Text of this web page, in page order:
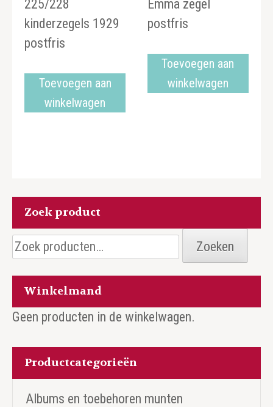
225/228
kinderzegels 1929
postfris
Toevoegen aan
winkelwagen
Emma zegel
postfris
Toevoegen aan
winkelwagen
Zoek product
Zoeken
naar:
Zoeken
Winkelmand
Geen producten in de winkelwagen.
Productcategorieën
Albums en toebehoren munten